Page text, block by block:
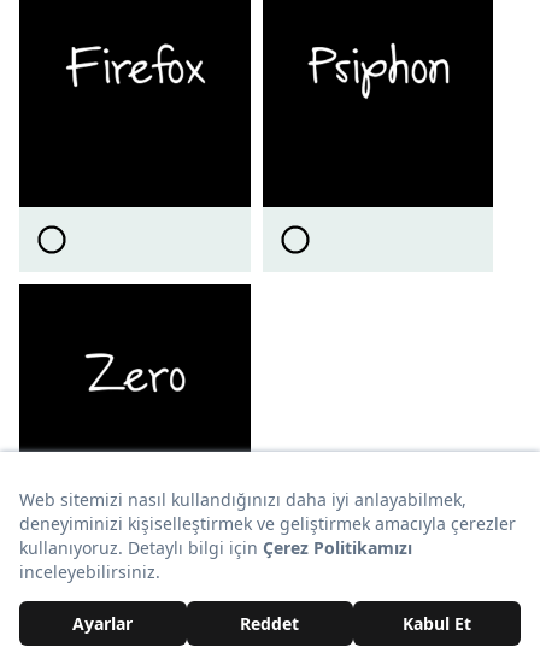
19. Hangi sayı 1, 2, 3, 4, 5, 6 ve 7 rakamlarına tam